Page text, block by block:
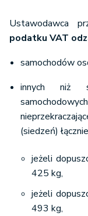
Ustawodawca
podatku VAT od
samochodów
innych niż
(siedzeń)
jeżeli
425 kg,
jeżeli
493 kg,